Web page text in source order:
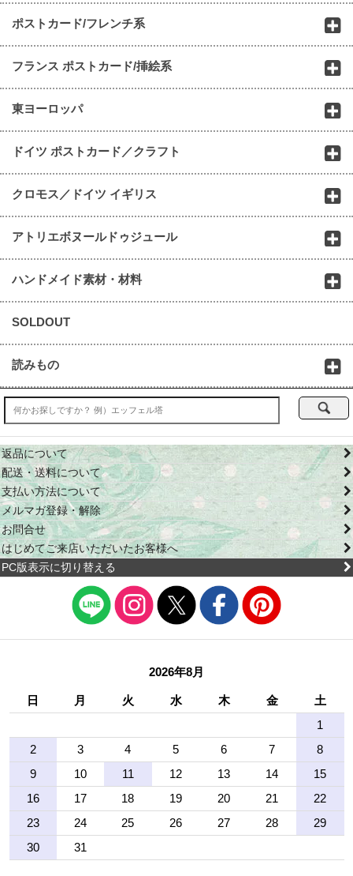
ポストカード/フレンチ系
フランス ポストカード/挿絵系
東ヨーロッパ
ドイツ ポストカード／クラフト
クロモス／ドイツ イギリス
アトリエボヌールドゥジュール
ハンドメイド素材・材料
SOLDOUT
読みもの
返品について
配送・送料について
支払い方法について
メルマガ登録・解除
お問合せ
はじめてご来店いただいたお客様へ
PC版表示に切り替える
2026年8月
日 月 火 水 木 金
土
1
2
3 4 5 6 7
8
9
10 11 12 13 14
15
16
17 18 19 20 21
22
23
24 25 26 27 28
29
30
31